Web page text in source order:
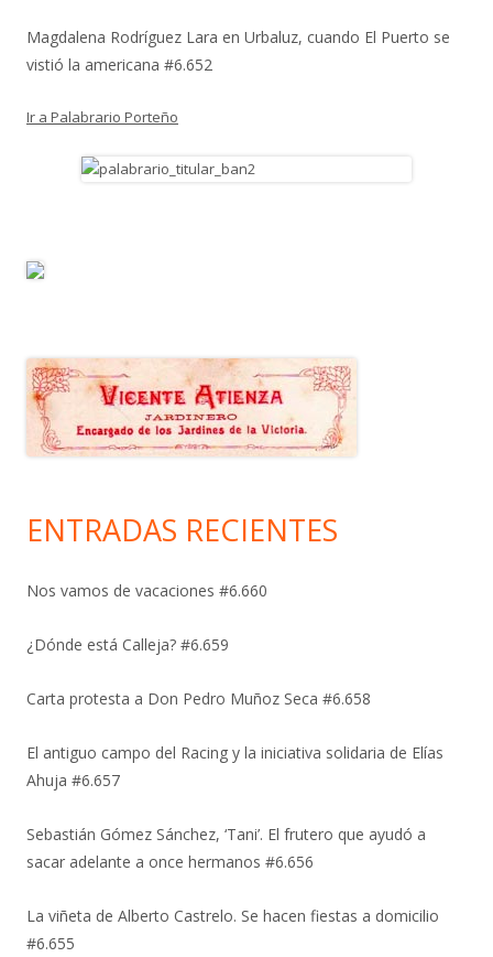
Magdalena Rodríguez Lara en Urbaluz, cuando El Puerto se
vistió la americana #6.652
Ir a Palabrario Porteño
ENTRADAS RECIENTES
Nos vamos de vacaciones #6.660
¿Dónde está Calleja? #6.659
Carta protesta a Don Pedro Muñoz Seca #6.658
El antiguo campo del Racing y la iniciativa solidaria de Elías
Ahuja #6.657
Sebastián Gómez Sánchez, ‘Tani’. El frutero que ayudó a
sacar adelante a once hermanos #6.656
La viñeta de Alberto Castrelo. Se hacen fiestas a domicilio
#6.655